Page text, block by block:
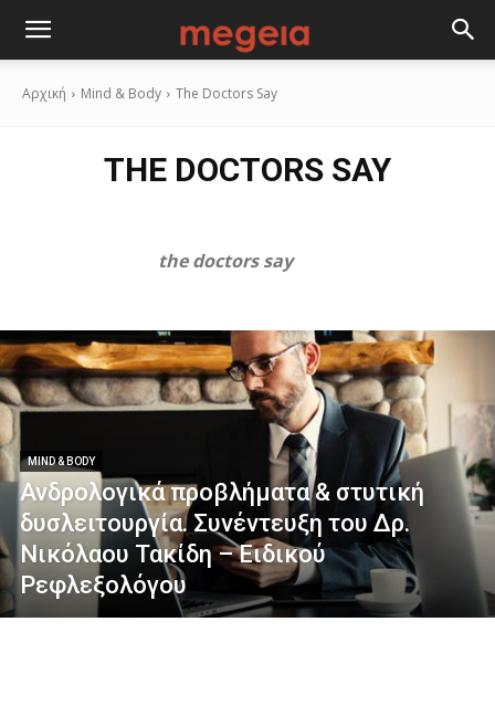
Αρχική Mind & Body The Doctors Say
THE DOCTORS SAY
the doctors say
MIND & BODY
Ανδρολογικά προβλήματα & στυτική
δυσλειτουργία. Συνέντευξη του Δρ.
Νικόλαου Τακίδη – Ειδικού
Ρεφλεξολόγου